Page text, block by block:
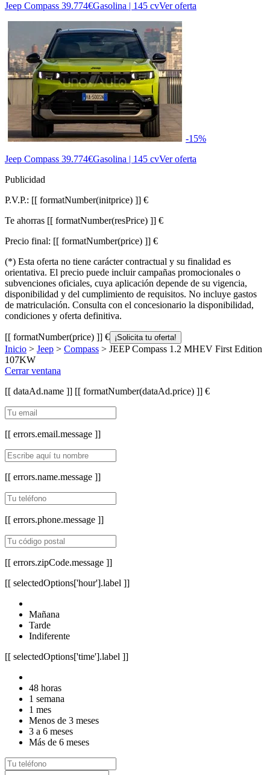
Jeep Compass 39.774€Gasolina | 145 cvVer oferta
-15%
Jeep Compass 39.774€Gasolina | 145 cvVer oferta
Publicidad
P.V.P.: [[ formatNumber(initprice) ]] €
Te ahorras [[ formatNumber(resPrice) ]] €
Precio final: [[ formatNumber(price) ]] €
(*) Esta oferta no tiene carácter contractual y su finalidad es
orientativa. El precio puede incluir campañas promocionales o
subvenciones oficiales, cuya aplicación depende de su vigencia,
disponibilidad y del cumplimiento de requisitos. No incluye gastos
de matriculación. Consulta con el concesionario la disponibilidad,
condiciones y oferta definitiva.
[[ formatNumber(price) ]] € ¡Solicita tu oferta!
Inicio > Jeep > Compass > JEEP Compass 1.2 MHEV First Edition
107KW
Cerrar ventana
[[ dataAd.name ]] [[ formatNumber(dataAd.price) ]] €
[[ errors.email.message ]]
[[ errors.name.message ]]
[[ errors.phone.message ]]
[[ errors.zipCode.message ]]
[[ selectedOptions['hour'].label ]]
Mañana
Tarde
Indiferente
[[ selectedOptions['time'].label ]]
48 horas
1 semana
1 mes
Menos de 3 meses
3 a 6 meses
Más de 6 meses